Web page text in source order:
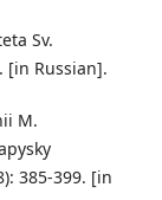
Sv.
[in Russian].
M.
385-399. [in